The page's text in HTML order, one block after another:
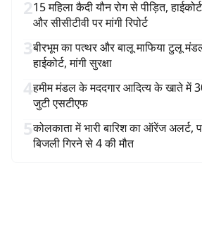
215 महिला कैदी यौन रोग से पीड़ित,
और सीसीटीवी पर मांगी रिपोर्ट
3बीरभूम का पत्थर और बालू माफिया टुलू
हाईकोर्ट, मांगी सुरक्षा
4हमीम मंडल के मददगार आदित्य के खाते में
जुटी एसटीएफ
5कोलकाता में भारी बारिश का ऑरेंज अलर्ट,
बिजली गिरने से 4 की मौत